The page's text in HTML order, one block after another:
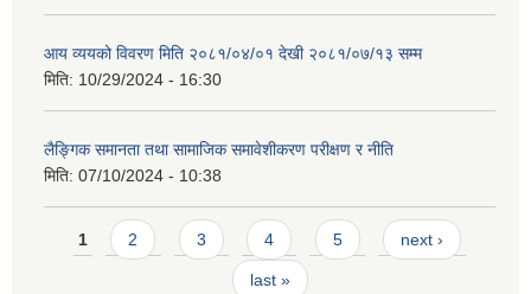
आय व्ययको विवरण मिति २०८१/०४/०१ देखी २०८१/०७/१३ सम्म
मिति: 10/29/2024 - 16:30
लैङ्गिक समानता तथा सामाजिक समावेशीकरण परीक्षण र नीति
मिति: 07/10/2024 - 10:38
Pages
1 2 3 4 5 next ›
last »